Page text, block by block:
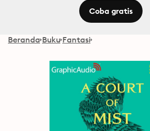
Coba gratis
Beranda Buku Fantasi